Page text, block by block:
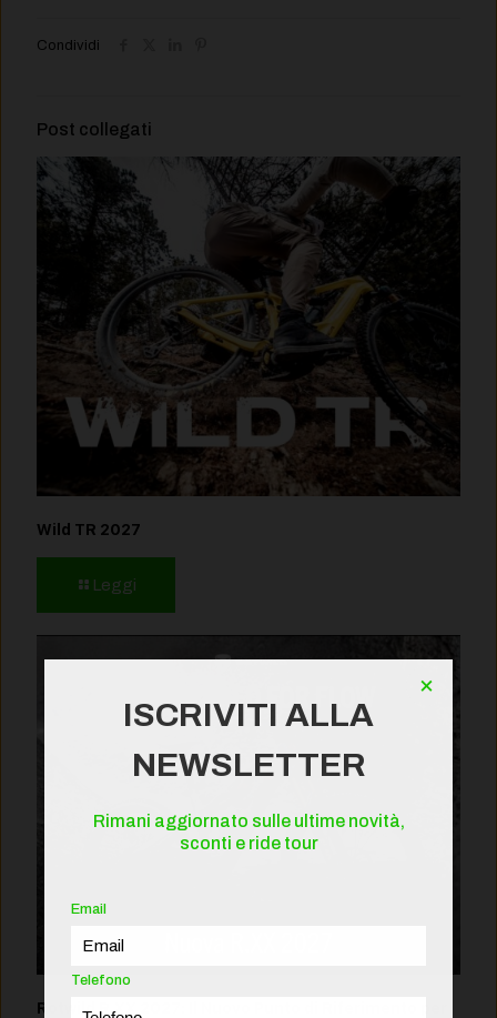
Condividi
Post collegati
Wild TR 2027
Leggi
Rotwild R.XX 2027: Il Nuovo Punto di Riferimento per
ISCRIVITI ALLA
NEWSLETTER
Rimani aggiornato sulle ultime novità,
sconti e ride tour
Email
Telefono
×